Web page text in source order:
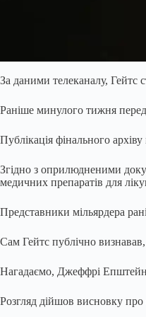
За даними телеканалу, Гейтс
Раніше минулого тижня
Публікація фінального
Згідно з оприлюдненими
медичних препаратів для
Представники мільярдера
Сам Гейтс публічно
Нагадаємо, Джеффрі Епштейн
Розгляд дійшов висновку про